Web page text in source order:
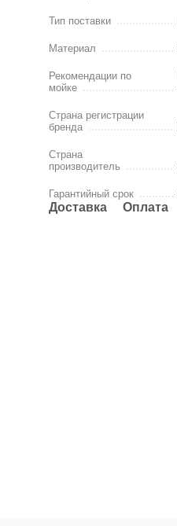
Тип поставки
Материал
Рекомендации по
мойке
Страна регистрации
бренда
Страна
производитель
Гарантийный срок
Доставка Оплата